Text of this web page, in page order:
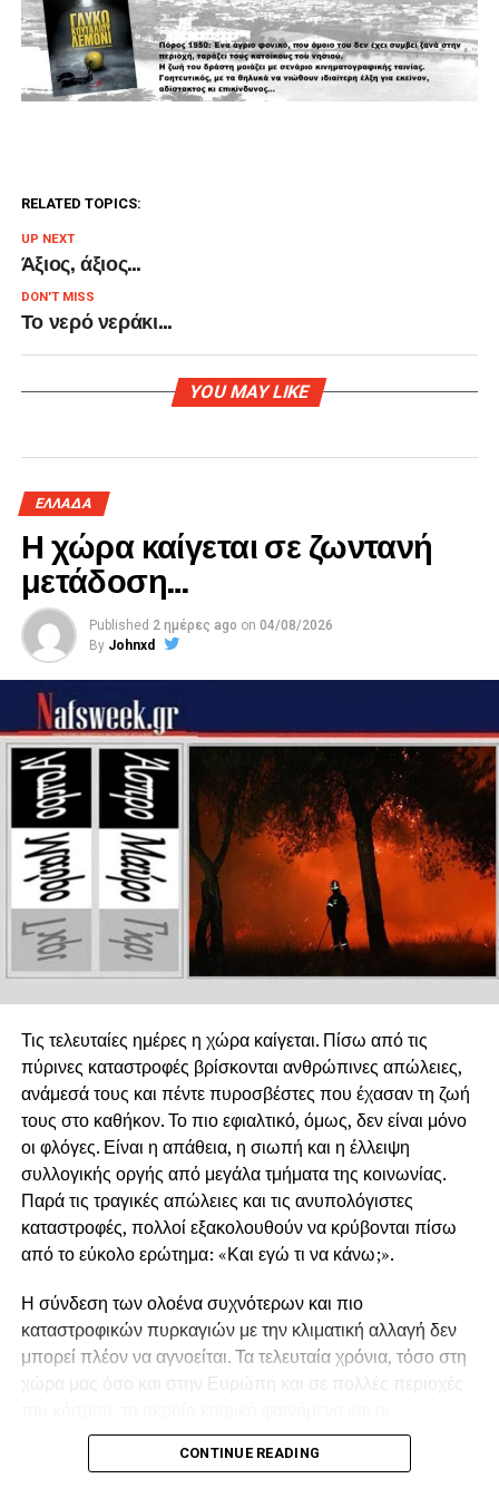
RELATED TOPICS:
UP NEXT
Άξιος, άξιος…
DON'T MISS
Το νερό νεράκι…
YOU MAY LIKE
ΕΛΛΑΔΑ
Η χώρα καίγεται σε ζωντανή
μετάδοση…
Published 2 ημέρες ago on 04/08/2026
By Johnxd
Τις τελευταίες ημέρες η χώρα καίγεται. Πίσω από τις
πύρινες καταστροφές βρίσκονται ανθρώπινες απώλειες,
ανάμεσά τους και πέντε πυροσβέστες που έχασαν τη ζωή
τους στο καθήκον. Το πιο εφιαλτικό, όμως, δεν είναι μόνο
οι φλόγες. Είναι η απάθεια, η σιωπή και η έλλειψη
συλλογικής οργής από μεγάλα τμήματα της κοινωνίας.
Παρά τις τραγικές απώλειες και τις ανυπολόγιστες
καταστροφές, πολλοί εξακολουθούν να κρύβονται πίσω
από το εύκολο ερώτημα: «Και εγώ τι να κάνω;».
Η σύνδεση των ολοένα συχνότερων και πιο
καταστροφικών πυρκαγιών με την κλιματική αλλαγή δεν
μπορεί πλέον να αγνοείται. Τα τελευταία χρόνια, τόσο στη
χώρα μας όσο και στην Ευρώπη και σε πολλές περιοχές
παρατεταμένοι καύσωνες δημιουργούν συνθήκες που
ευνοούν την εκδήλωση και την ταχύτατη εξάπλωση των
CONTINUE READING